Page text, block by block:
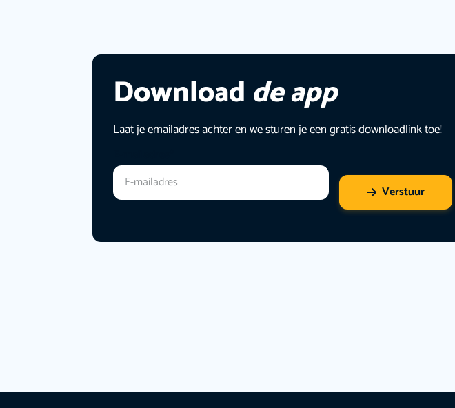
Download de app
Laat je emailadres achter en we sturen je een gratis downloadlink toe!
Verstuur